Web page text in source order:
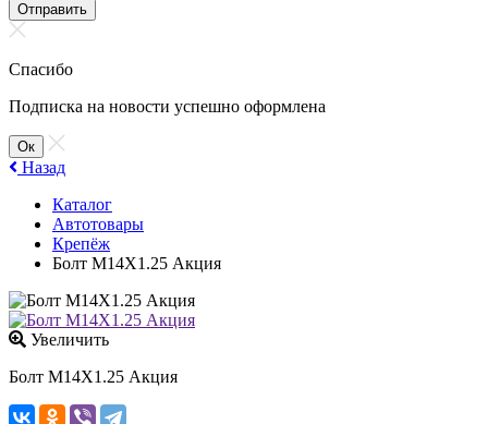
Отправить
Спасибо
Подписка на новости успешно оформлена
Ок
Назад
Каталог
Автотовары
Крепёж
Болт М14X1.25 Акция
Увеличить
Болт М14X1.25 Акция